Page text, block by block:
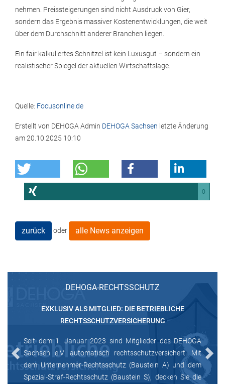
nehmen. Preissteigerungen sind nicht Ausdruck von Gier,
sondern das Ergebnis massiver Kostenentwicklungen, die weit
über dem Durchschnitt anderer Branchen liegen.
Ein fair kalkuliertes Schnitzel ist kein Luxusgut – sondern ein
realistischer Spiegel der aktuellen Wirtschaftslage.
Quelle: Focusonline.de
Erstellt von DEHOGA Admin DEHOGA Sachsen letzte Änderung
am20.10.2025 10:10
0
zurück oder alle News anzeigen
DEHOGA-RECHTSSCHUTZ
EXKLUSIV ALS MITGLIED: DIE BETRIEBLICHE
RECHTSSCHUTZVERSICHERUNG
Seit dem 1. Januar 2023 sind Mitglieder des DEHOGA
Sachsen e.V. automatisch rechtsschutzversichert. Mit
dem Unternehmer-Rechtsschutz (Baustein A) und dem
Spezial-Straf-Rechtsschutz (Baustein S), decken Sie die
Previous Next